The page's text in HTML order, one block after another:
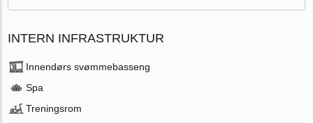
INTERN INFRASTRUKTUR
Innendørs svømmebasseng
Spa
Treningsrom